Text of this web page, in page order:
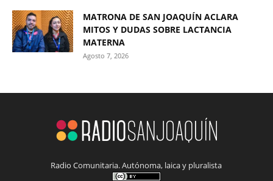
MATRONA DE SAN JOAQUÍN ACLARA
MITOS Y DUDAS SOBRE LACTANCIA
MATERNA
Agosto 7, 2026
Radio Comunitaria. Autónoma, laica y pluralista